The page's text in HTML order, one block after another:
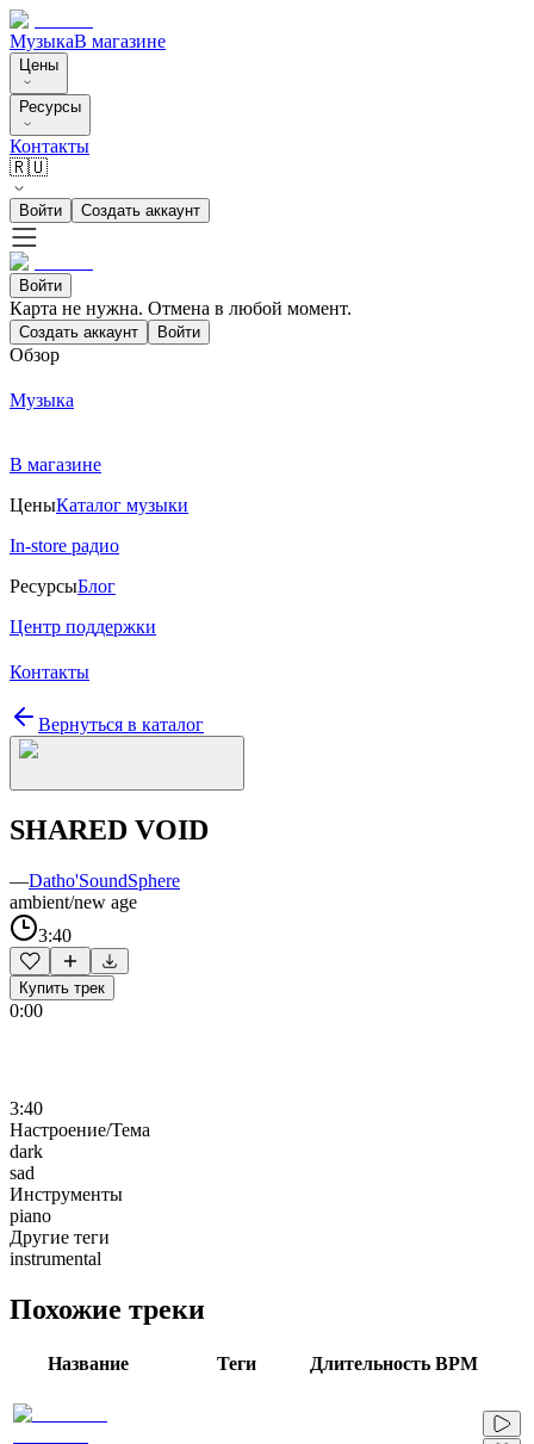
МузыкаВ магазине
Цены
Ресурсы
Контакты
🇷🇺
Войти Создать аккаунт
Войти
Карта не нужна. Отмена в любой момент.
Создать аккаунт Войти
Обзор
Музыка
В магазине
ЦеныКаталог музыки
In-store радио
РесурсыБлог
Центр поддержки
Контакты
Вернуться в каталог
SHARED VOID
—Datho'SoundSphere
ambient/new age
3:40
Купить трек
0:00
3:40
Настроение/Тема
dark
sad
Инструменты
piano
Другие теги
instrumental
Похожие треки
Название Теги Длительность BPM